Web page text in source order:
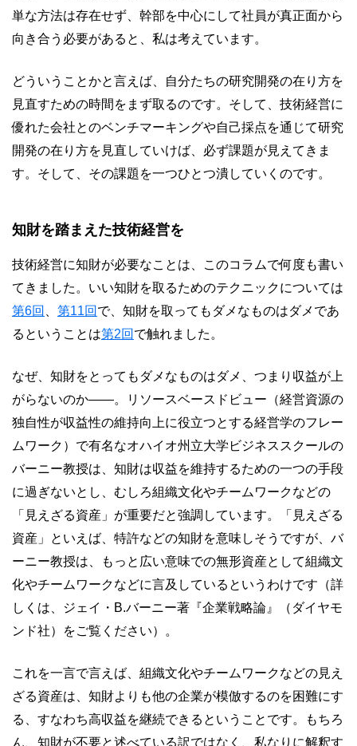
単な方法は存在せず、幹部を中心にして社員が真正面から
向き合う必要があると、私は考えています。
どういうことかと言えば、自分たちの研究開発の在り方を
見直すための時間をまず取るのです。そして、技術経営に
優れた会社とのベンチマーキングや自己採点を通じて研究
開発の在り方を見直していけば、必ず課題が見えてきま
す。そして、その課題を一つひとつ潰していくのです。
知財を踏まえた技術経営を
技術経営に知財が必要なことは、このコラムで何度も書い
てきました。いい知財を取るためのテクニックについては
第6回
第11回 で、知財を取ってもダメなものはダメであ
るということは第2回 で触れました。
なぜ、知財をとってもダメなものはダメ、つまり収益が上
がらないのか――。リソースベースドビュー（経営資源の
独自性が収益性の維持向上に役立つとする経営学のフレー
ムワーク）で有名なオハイオ州立大学ビジネススクールの
バーニー教授は、知財は収益を維持するための一つの手段
に過ぎないとし、むしろ組織文化やチームワークなどの
「見えざる資産」が重要だと強調しています。「見えざる
資産」といえば、特許などの知財を意味しそうですが、バ
ーニー教授は、もっと広い意味での無形資産として組織文
化やチームワークなどに言及しているというわけです（詳
しくは、ジェイ・B.バーニー著『企業戦略論』（ダイヤモ
ンド社）をご覧ください）。
これを一言で言えば、組織文化やチームワークなどの見え
ざる資産は、知財よりも他の企業が模倣するのを困難にす
る、すなわち高収益を継続できるということです。もちろ
ん、知財が不要と述べている訳ではなく、私なりに解釈す